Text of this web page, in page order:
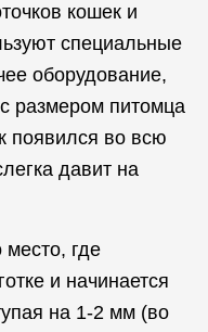
кошек и
специальные
оборудование,
размером питомца
появился во всю
давит на
где
и начинается
на 1-2 мм (во